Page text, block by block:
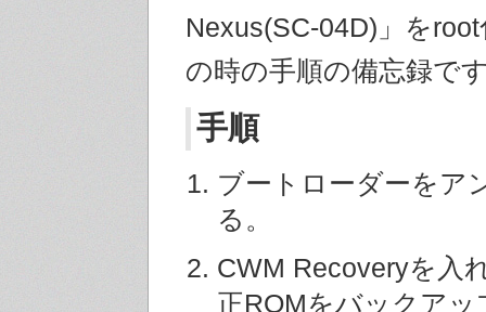
Nexus(SC-04D)」を
の時の手順の備忘録で
手順
ブートローダーをア
る。
CWM Recoveryを入
正ROMをバックア